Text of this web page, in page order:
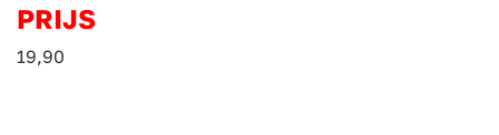
PRIJS
19,90